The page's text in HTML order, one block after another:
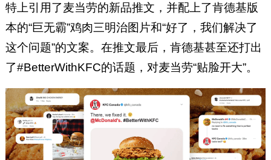
特上引用了麦当劳的新品推文，并配上了肯德基版
本的“巨无霸”鸡肉三明治图片和“好了，我们解决了
这个问题”的文案。在推文最后，肯德基甚至还打出
了#BetterWithKFC的话题，对麦当劳“贴脸开大”。